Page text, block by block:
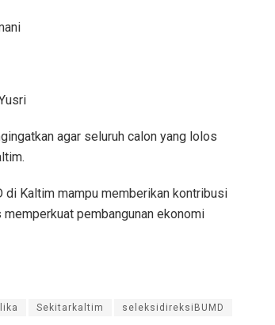
agar seluruh calon yang lolos
di Kaltim mampu memberikan kontribusi
pembangunan ekonomi
Sekitarkaltim seleksidireksiBUMD